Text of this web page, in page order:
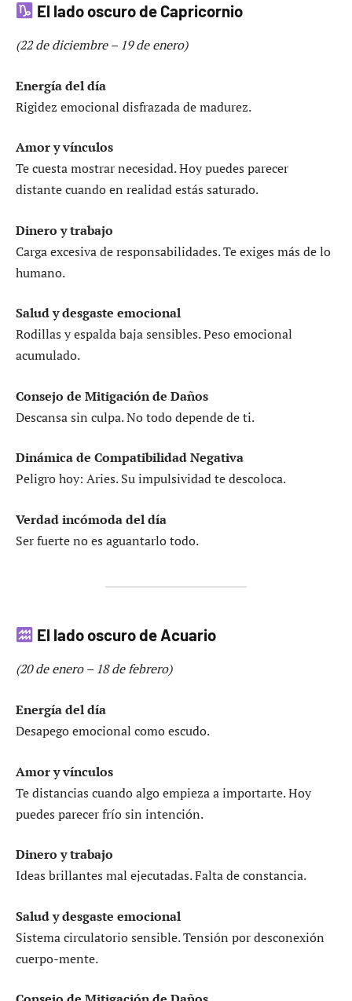
El lado oscuro de Capricornio
(22 de diciembre – 19 de enero)
Energía del día
Rigidez emocional disfrazada de madurez.
Amor y vínculos
Te cuesta mostrar necesidad. Hoy puedes parecer
distante cuando en realidad estás saturado.
Dinero y trabajo
Carga excesiva de responsabilidades. Te exiges más de lo
humano.
Salud y desgaste emocional
Rodillas y espalda baja sensibles. Peso emocional
acumulado.
Consejo de Mitigación de Daños
Descansa sin culpa. No todo depende de ti.
Dinámica de Compatibilidad Negativa
Peligro hoy: Aries. Su impulsividad te descoloca.
Verdad incómoda del día
Ser fuerte no es aguantarlo todo.
El lado oscuro de Acuario
(20 de enero – 18 de febrero)
Energía del día
Desapego emocional como escudo.
Amor y vínculos
Te distancias cuando algo empieza a importarte. Hoy
puedes parecer frío sin intención.
Dinero y trabajo
Ideas brillantes mal ejecutadas. Falta de constancia.
Salud y desgaste emocional
Sistema circulatorio sensible. Tensión por desconexión
cuerpo-mente.